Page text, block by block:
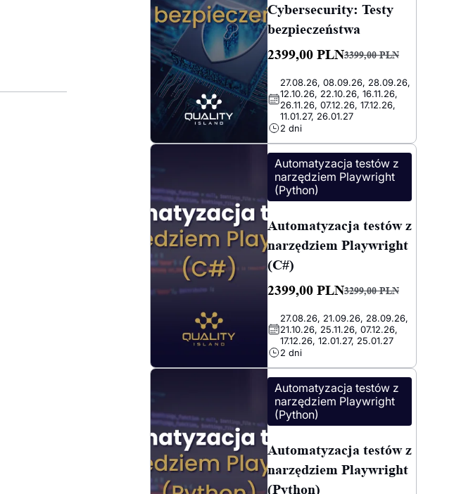
Cybersecurity: Testy
bezpieczeństwa
3399,00PLN
Pierwotna
cena
wynosiła:
3399,00 PLN.
2399,00 PLN
Aktualna
cena
wynosi:
2399,00 PLN.
27.08.26, 08.09.26, 28.09.26,
12.10.26, 22.10.26, 16.11.26,
26.11.26, 07.12.26, 17.12.26,
11.01.27, 26.01.27
2 dni
Automatyzacja testów z
narzędziem Playwright
(Python)
Automatyzacja testów z
narzędziem Playwright
(C#)
3299,00PLN
cena
wynosiła:
3299,00 PLN.
2399,00 PLN
cena
wynosi:
2399,00 PLN.
27.08.26, 21.09.26, 28.09.26,
21.10.26, 25.11.26, 07.12.26,
17.12.26, 12.01.27, 25.01.27
2 dni
Automatyzacja testów z
narzędziem Playwright
(Python)
Automatyzacja testów z
narzędziem Playwright
(Python)